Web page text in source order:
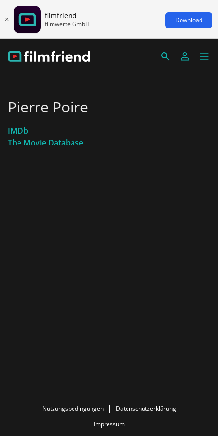
filmfriend
filmwerte GmbH Download
Pierre Poire
IMDb
The Movie Database
Nutzungsbedingungen
Datenschutzerklärung
Impressum